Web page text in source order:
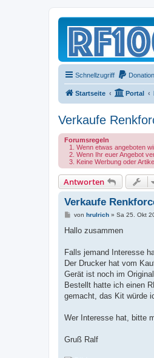
Schnellzugriff
Startseite Portal
Verkaufe
Forumsregeln
Wenn etwas angeboten
Wenn Ihr euer Angebot
Keine Werbung oder
Antworten
Verkaufe
B
i
a
von hrulrich» Sa 25. Okt
Hallo zusammen
Falls jemand Interesse
Der Drucker hat vom
Gerät ist noch im
Bestellt hatte ich einen
gemacht, das Kit würde
Wer Interesse hat, bitte
Gruß Ralf